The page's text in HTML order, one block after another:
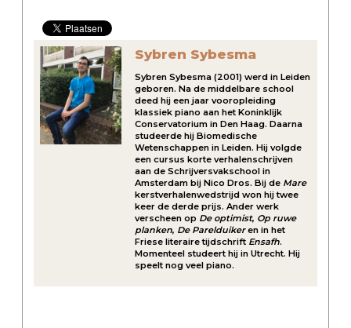
Sybren Sybesma
Sybren Sybesma (2001) werd in Leiden
geboren. Na de middelbare school
deed hij een jaar vooropleiding
klassiek piano aan het Koninklijk
Conservatorium in Den Haag. Daarna
studeerde hij Biomedische
Wetenschappen in Leiden. Hij volgde
een cursus korte verhalenschrijven
aan de Schrijversvakschool in
Amsterdam bij Nico Dros. Bij de Mare
kerstverhalenwedstrijd won hij twee
keer de derde prijs. Ander werk
verscheen op De optimist, Op ruwe
planken, De Parelduikeren in het
Friese literaire tijdschrift Ensafh.
Momenteel studeert hij in Utrecht. Hij
speelt nog veel piano.